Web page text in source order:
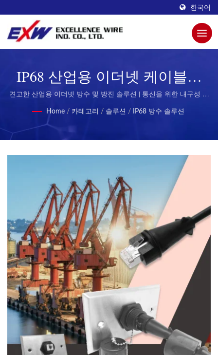
한국어
IP68 산업용 이더넷 케이블링
솔루션 | Excellence Wire의 향상
된 연결성을 위한 혁신적인 모
듈형 플러그
견고한 산업용 이더넷 방수 및 방진 솔루션 | 통신을 위한 내구성 있
Home / 카테고리 / 솔루션 / IP68 방수 솔루션